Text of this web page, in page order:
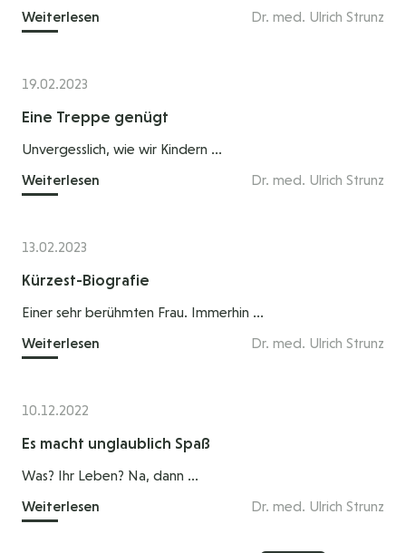
Weiterlesen
Dr. med. Ulrich Strunz
19.02.2023
Eine Treppe genügt
Unvergesslich, wie wir Kindern ...
Weiterlesen
Dr. med. Ulrich Strunz
13.02.2023
Kürzest-Biografie
Einer sehr berühmten Frau. Immerhin ...
Weiterlesen
Dr. med. Ulrich Strunz
10.12.2022
Es macht unglaublich Spaß
Was? Ihr Leben? Na, dann ...
Weiterlesen
Dr. med. Ulrich Strunz